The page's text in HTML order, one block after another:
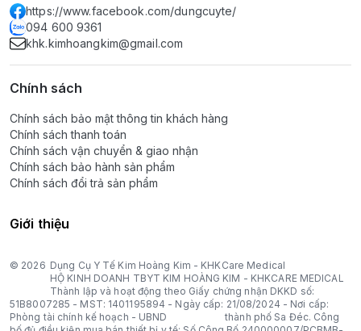
https://www.facebook.com/dungcuyte/
094 600 9361
khk.kimhoangkim@gmail.com
Chính sách
Chính sách bảo mật thông tin khách hàng
Chính sách thanh toán
Chính sách vận chuyển & giao nhận
Chính sách bảo hành sản phẩm
Chính sách đổi trả sản phẩm
Giới thiệu
© 2026 Dụng Cụ Y Tế Kim Hoàng Kim - KHKCare Medical
HỘ KINH DOANH TBYT KIM HOÀNG KIM - KHKCARE MEDICAL
Thành lập và hoạt động theo Giấy chứng nhận DKKD số:
51B8007285 - MST: 1401195894 - Ngày cấp: 21/08/2024 - Nơi cấp:
Phòng tài chính kế hoạch - UBND thành phố Sa Đéc. Công